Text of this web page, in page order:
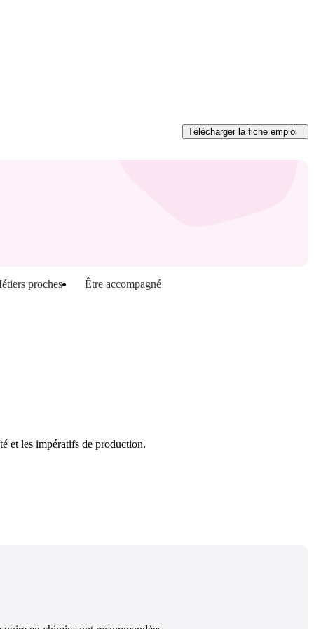
Télécharger la fiche emploi
proches Être accompagné
et les impératifs de production.